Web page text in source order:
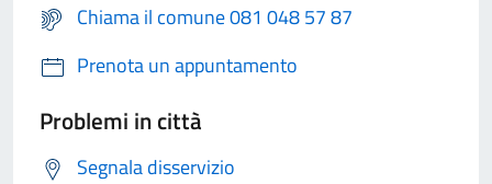
Chiama il comune 081 048 57 87
Prenota un appuntamento
Problemi in città
Segnala disservizio